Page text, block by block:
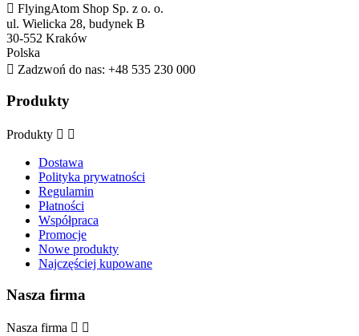
 FlyingAtom Shop Sp. z o. o.
ul. Wielicka 28, budynek B
30-552 Kraków
Polska
 Zadzwoń do nas: +48 535 230 000
Produkty
Produkty  
Dostawa
Polityka prywatności
Regulamin
Płatności
Współpraca
Promocje
Nowe produkty
Najczęściej kupowane
Nasza firma
Nasza firma  